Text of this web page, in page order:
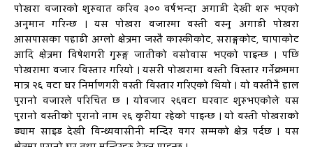
पोखरा वजारको शुरुवात करिव ३०० वर्षभन्दा अगाडी देखी शरु भएको
अनुमान गरिन्छ । यस पोखरा वजारमा वस्ती वस्नु अगाडी पोखरा
आसपासका पहाडी अग्लो क्षेत्रमा जस्तै कास्कीकोट, सराङ्गकोट, चापाकोट
आदि क्षेत्रमा विषेशगरी गुरुङ्ग जातीको वसोवास भएको पाइन्छ । पछि
पोखरामा वजार विस्तार गरियो । यसरी पोखरामा वस्ती विस्तार गर्नेक्रममा
मात्र २६ वटा घर निर्माणगरी वस्ती विस्तार गरिएको थियो । यो वस्तीनै हाल
पुरानो वजारले परिचित छ । योवजार २६वटा घरवाट शुरुभएकोले यस
पुरानो वस्तीको पुरानो नाम २६ कुरीया रहेको पाइन्छ । यो वस्ती पोखराको
ड्याम साइड देखी विन्ध्यवासीनी मन्दिर वगर सम्मको क्षेत्र पर्दछ । यस